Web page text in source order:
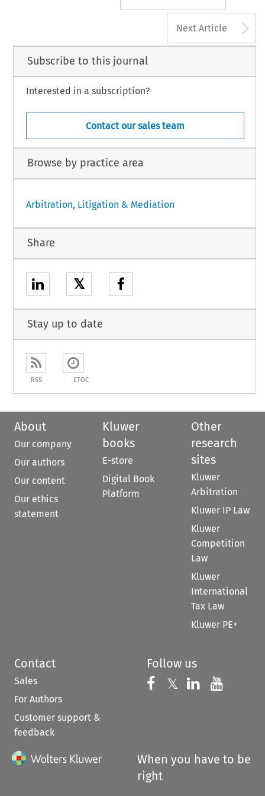
Next Article
Subscribe to this journal
Interested in a subscription?
Contact our sales team
Browse by practice area
Arbitration, Litigation & Mediation
Share
𝕏
Stay up to date
RSS ETOC
About
Our company
Our authors
Our content
Our ethics
statement
Kluwer
books
E-store
Digital Book
Platform
Other
research
sites
Kluwer
Arbitration
Kluwer IP Law
Kluwer
Competition
Law
Kluwer
International
Tax Law
Kluwer PE+
Contact
Sales
For Authors
Customer support &
feedback
Follow us
Follow us on
𝕏 Follow us on
Follow us
When you have to be
right